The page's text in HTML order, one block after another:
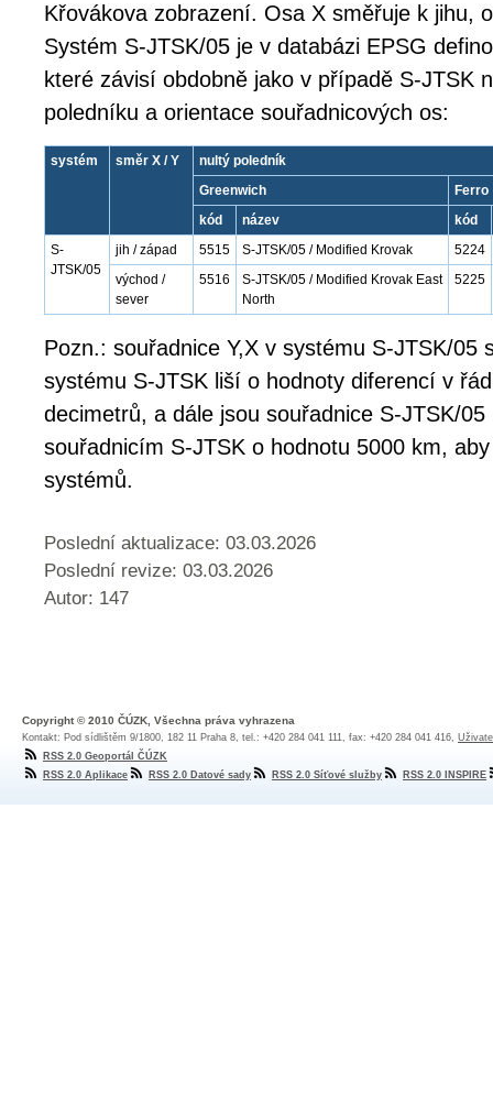
Křovákova zobrazení. Osa X směřuje k jihu,
Systém S-JTSK/05 je v databázi EPSG
které závisí obdobně jako v případě S-JTSK
poledníku a orientace souřadnicových os:
systém směr X / Y
nultý poledník
Greenwich
Ferro
kód
název
kód
S-
JTSK/05
jih / západ 5515 S-JTSK/05 / Modified Krovak
5224
východ /
sever
5516
S-JTSK/05 / Modified Krovak East
North
5225
Pozn.: souřadnice Y,X v systému S-JTSK/05
systému S-JTSK liší o hodnoty diferencí v
decimetrů, a dále jsou souřadnice S-JTSK/05
souřadnicím S-JTSK o hodnotu 5000 km,
systémů.
Poslední aktualizace: 03.03.2026
Poslední revize: 03.03.2026
Autor: 147
Copyright © 2010 ČÚZK, Všechna práva vyhrazena
Kontakt: Pod sídlištěm 9/1800, 182 11 Praha 8, tel.: +420 284 041 111, fax: +420 284 041 416,
RSS 2.0 Geoportál ČÚZK
RSS 2.0 Aplikace
RSS 2.0 Datové sady RSS 2.0 Síťové služby RSS 2.0 INSPIRE